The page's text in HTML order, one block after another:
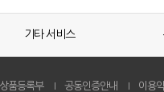
기타 서비스
품등록부 공동인증안내 이용